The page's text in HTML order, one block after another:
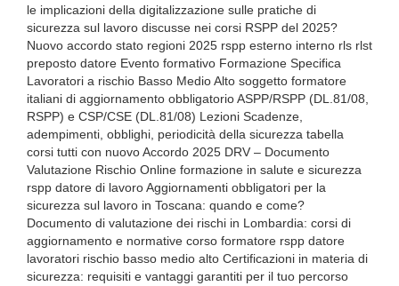
le implicazioni della digitalizzazione sulle pratiche di
sicurezza sul lavoro discusse nei corsi RSPP del 2025?
Nuovo accordo stato regioni 2025 rspp esterno interno rls rlst
preposto datore Evento formativo Formazione Specifica
Lavoratori a rischio Basso Medio Alto soggetto formatore
italiani di aggiornamento obbligatorio ASPP/RSPP (DL.81/08,
RSPP) e CSP/CSE (DL.81/08) Lezioni Scadenze,
adempimenti, obblighi, periodicità della sicurezza tabella
corsi tutti con nuovo Accordo 2025 DRV – Documento
Valutazione Rischio Online formazione in salute e sicurezza
rspp datore di lavoro Aggiornamenti obbligatori per la
sicurezza sul lavoro in Toscana: quando e come?
Documento di valutazione dei rischi in Lombardia: corsi di
aggiornamento e normative corso formatore rspp datore
lavoratori rischio basso medio alto Certificazioni in materia di
sicurezza: requisiti e vantaggi garantiti per il tuo percorso